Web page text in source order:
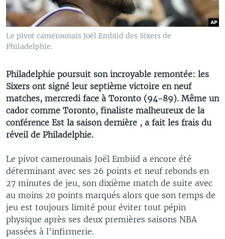
Le pivot camerounais Joël Embiid des Sixers de
Philadelphie.
Philadelphie poursuit son incroyable remontée: les
Sixers ont signé leur septième victoire en neuf
matches, mercredi face à Toronto (94-89). Même un
cador comme Toronto, finaliste malheureux de la
conférence Est la saison dernière , a fait les frais du
réveil de Philadelphie.
Le pivot camerounais Joël Embiid a encore été
déterminant avec ses 26 points et neuf rebonds en
27 minutes de jeu, son dixième match de suite avec
au moins 20 points marqués alors que son temps de
jeu est toujours limité pour éviter tout pépin
physique après ses deux premières saisons NBA
passées à l'infirmerie.